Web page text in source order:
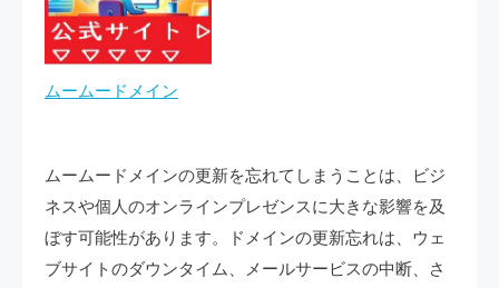
ムームードメイン
ムームードメインの更新を忘れてしまうことは、ビジ
ネスや個人のオンラインプレゼンスに大きな影響を及
ぼす可能性があります。ドメインの更新忘れは、ウェ
ブサイトのダウンタイム、メールサービスの中断、さ